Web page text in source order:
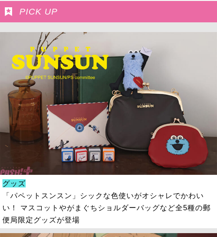
PICK UP
グッズ
「パペットスンスン」シックな色使いがオシャレでかわい
い！ マスコットやがまぐちショルダーバッグなど全5種の郵
便局限定グッズが登場